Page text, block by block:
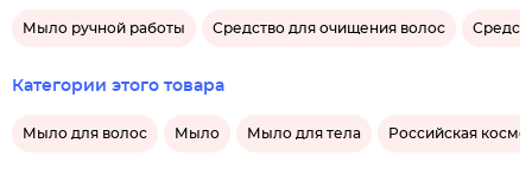
Мыло ручной работы Средство для очищения волос
Категории этого товара
Мыло для волос Мыло Мыло для тела Российская